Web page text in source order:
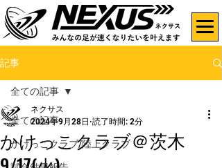
記事
全ての記事
かけっこクラブ/陸上クラブ
全ての記事
かけっこクラブ＠茨木
ネクサス
2024年9月28日 読了時間: 2分